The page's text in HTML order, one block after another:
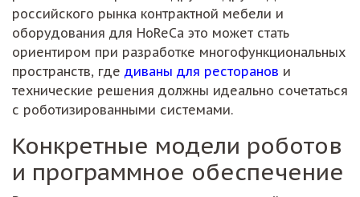
российского рынка контрактной мебели и
оборудования для HoReCa это может стать
ориентиром при разработке многофункциональных
пространств, где диваны для ресторанов и
технические решения должны идеально сочетаться
с роботизированными системами.
Конкретные модели роботов
и программное обеспечение